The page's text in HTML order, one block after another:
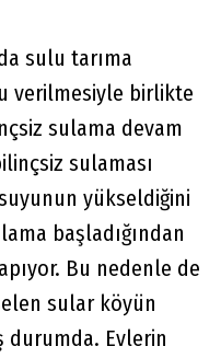
sulu tarıma
verilmesiyle birlikte
sulama devam
sulaması
yükseldiğini
başladığından
Bu nedenle de
sular köyün
durumda. Evlerin